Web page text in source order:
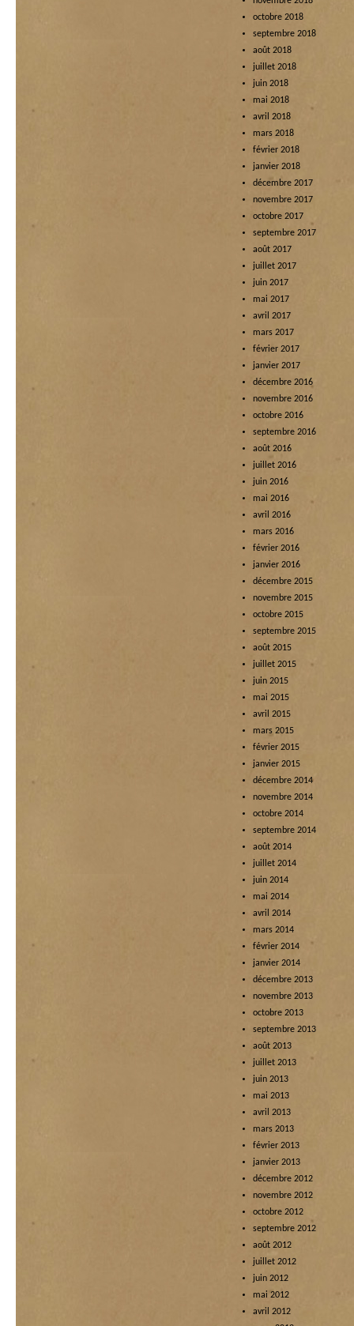
octobre 2018
septembre 2018
août 2018
juillet 2018
juin 2018
mai 2018
avril 2018
mars 2018
février 2018
janvier 2018
décembre 2017
novembre 2017
octobre 2017
septembre 2017
août 2017
juillet 2017
juin 2017
mai 2017
avril 2017
mars 2017
février 2017
janvier 2017
décembre 2016
novembre 2016
octobre 2016
septembre 2016
août 2016
juillet 2016
juin 2016
mai 2016
avril 2016
mars 2016
février 2016
janvier 2016
décembre 2015
novembre 2015
octobre 2015
septembre 2015
août 2015
juillet 2015
juin 2015
mai 2015
avril 2015
mars 2015
février 2015
janvier 2015
décembre 2014
novembre 2014
octobre 2014
septembre 2014
août 2014
juillet 2014
juin 2014
mai 2014
avril 2014
mars 2014
février 2014
janvier 2014
décembre 2013
novembre 2013
octobre 2013
septembre 2013
août 2013
juillet 2013
juin 2013
mai 2013
avril 2013
mars 2013
février 2013
janvier 2013
décembre 2012
novembre 2012
octobre 2012
septembre 2012
août 2012
juillet 2012
juin 2012
mai 2012
avril 2012